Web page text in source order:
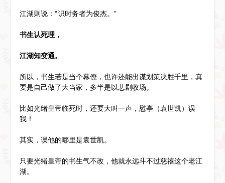
江湖则说：“识时务者为俊杰。”
书生认死理，
江湖知变通。
所以，书生若是当个幕僚，也许还能出谋划策决胜千里，真
要是自己做了大当家，多半是以悲剧收场。
比如光绪皇帝临死时，还要大叫一声，慰亭（袁世凯）误
我！
其实，误他的哪里是袁世凯。
只要光绪皇帝的书生气不改，他就永远斗不过慈禧这个老江
湖。